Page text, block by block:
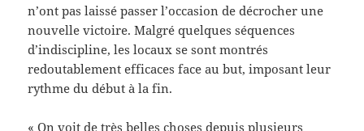
n’ont pas laissé passer l’occasion de décrocher une
nouvelle victoire. Malgré quelques séquences
d’indiscipline, les locaux se sont montrés
redoutablement efficaces face au but, imposant leur
rythme du début à la fin.
« On voit de très belles choses depuis plusieurs